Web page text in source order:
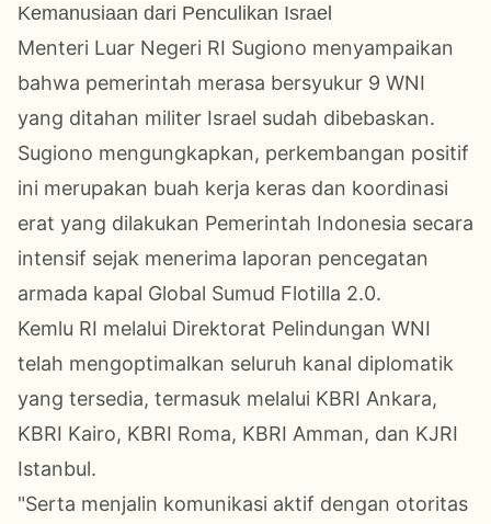
Kemanusiaan dari Penculikan Israel
Menteri Luar Negeri RI Sugiono menyampaikan
bahwa pemerintah merasa bersyukur 9 WNI
yang ditahan militer Israel sudah dibebaskan.
Sugiono mengungkapkan, perkembangan positif
ini merupakan buah kerja keras dan koordinasi
erat yang dilakukan Pemerintah Indonesia secara
intensif sejak menerima laporan pencegatan
armada kapal Global Sumud Flotilla 2.0.
Kemlu RI melalui Direktorat Pelindungan WNI
telah mengoptimalkan seluruh kanal diplomatik
yang tersedia, termasuk melalui KBRI Ankara,
KBRI Kairo, KBRI Roma, KBRI Amman, dan KJRI
Istanbul.
"Serta menjalin komunikasi aktif dengan otoritas